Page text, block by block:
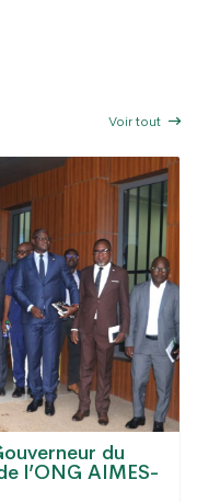
Voir tout
du
l’ONG AIMES-